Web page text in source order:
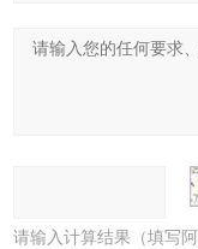
请输入计算结果（填写